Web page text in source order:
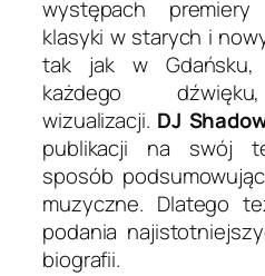
występach
klasyki w starych i
tak jak w Gdańsku,
każdego
wizualizacji. DJ
publikacji na swój
sposób
muzyczne. Dlatego
podania
biografii.